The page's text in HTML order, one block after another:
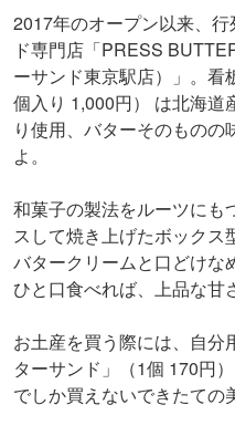
2017年のオープン以来、
ド専門店「PRESS
ーサンド東京駅店）」。看
個入り 1,000円） は北海道
り使用、バターそのもの
よ。
和菓子の製法をルーツにも
スして焼き上げたボックス
バタークリームと口どけな
ひと口食べれば、上品な
お土産を買う際には、自分
ターサンド」（1個 170円
でしか買えないできたての